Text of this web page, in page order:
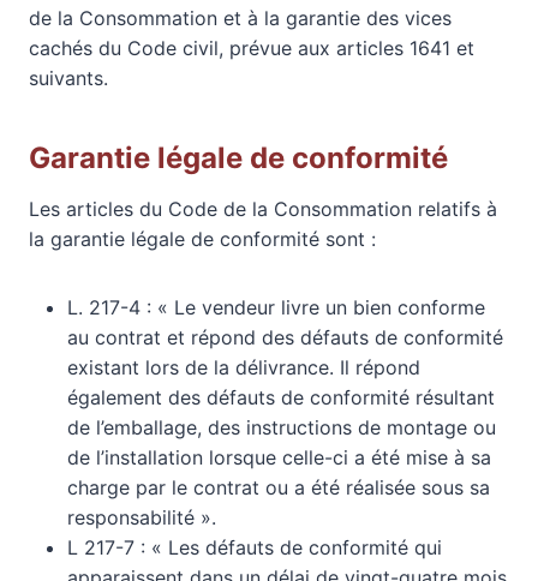
de la Consommation et à la garantie des vices
cachés du Code civil, prévue aux articles 1641 et
suivants.
Garantie légale de conformité
Les articles du Code de la Consommation relatifs à
la garantie légale de conformité sont :
L. 217-4 : « Le vendeur livre un bien conforme
au contrat et répond des défauts de conformité
existant lors de la délivrance. Il répond
également des défauts de conformité résultant
de l’emballage, des instructions de montage ou
de l’installation lorsque celle-ci a été mise à sa
charge par le contrat ou a été réalisée sous sa
responsabilité ».
L 217-7 : « Les défauts de conformité qui